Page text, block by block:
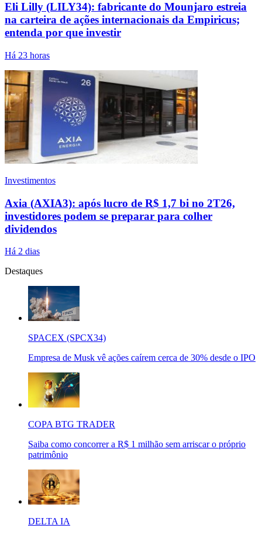
Eli Lilly (LILY34): fabricante do Mounjaro estreia
na carteira de ações internacionais da Empiricus;
entenda por que investir
Há 23 horas
Investimentos
Axia (AXIA3): após lucro de R$ 1,7 bi no 2T26,
investidores podem se preparar para colher
dividendos
Há 2 dias
Destaques
SPACEX (SPCX34)
Empresa de Musk vê ações caírem cerca de 30% desde o IPO
COPA BTG TRADER
Saiba como concorrer a R$ 1 milhão sem arriscar o próprio
patrimônio
DELTA IA